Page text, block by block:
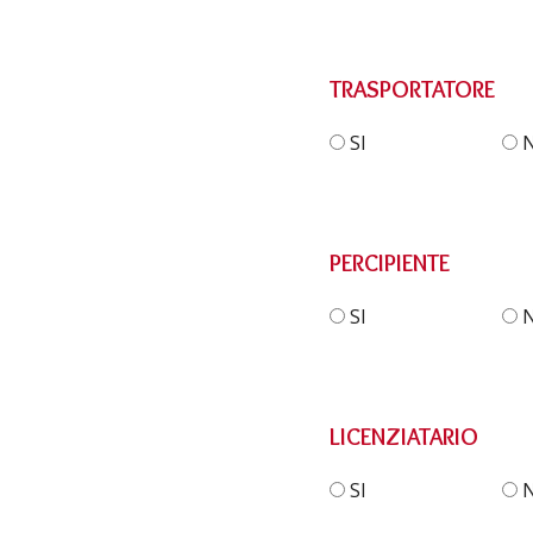
TRASPORTATORE
SI
PERCIPIENTE
SI
LICENZIATARIO
SI